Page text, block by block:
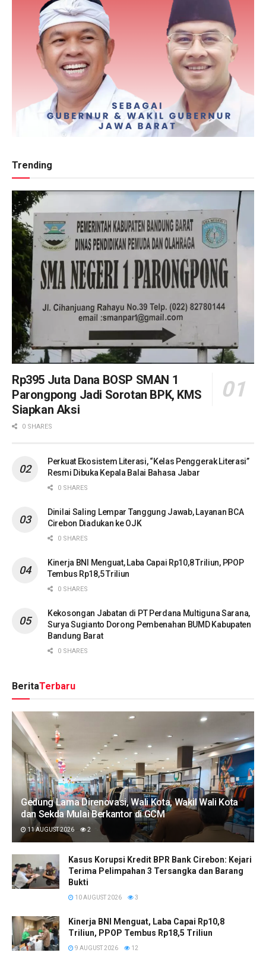
Trending
Rp395 Juta Dana BOSP SMAN 1
Parongpong Jadi Sorotan BPK, KMS
Siapkan Aksi
0 SHARES
Perkuat Ekosistem Literasi, “Kelas Penggerak Literasi”
Resmi Dibuka Kepala Balai Bahasa Jabar
0 SHARES
Dinilai Saling Lempar Tanggung Jawab, Layanan BCA
Cirebon Diadukan ke OJK
0 SHARES
Kinerja BNI Menguat, Laba Capai Rp10,8 Triliun, PPOP
Tembus Rp18,5 Triliun
0 SHARES
Kekosongan Jabatan di PT Perdana Multiguna Sarana,
Surya Sugianto Dorong Pembenahan BUMD Kabupaten
Bandung Barat
0 SHARES
BeritaTerbaru
Gedung Lama Direnovasi, Wali Kota, Wakil Wali Kota
dan Sekda Mulai Berkantor di GCM
11 AUGUST 2026 2
Kasus Korupsi Kredit BPR Bank Cirebon: Kejari
Terima Pelimpahan 3 Tersangka dan Barang
Bukti
10 AUGUST 2026 3
Kinerja BNI Menguat, Laba Capai Rp10,8
Triliun, PPOP Tembus Rp18,5 Triliun
9 AUGUST 2026 12